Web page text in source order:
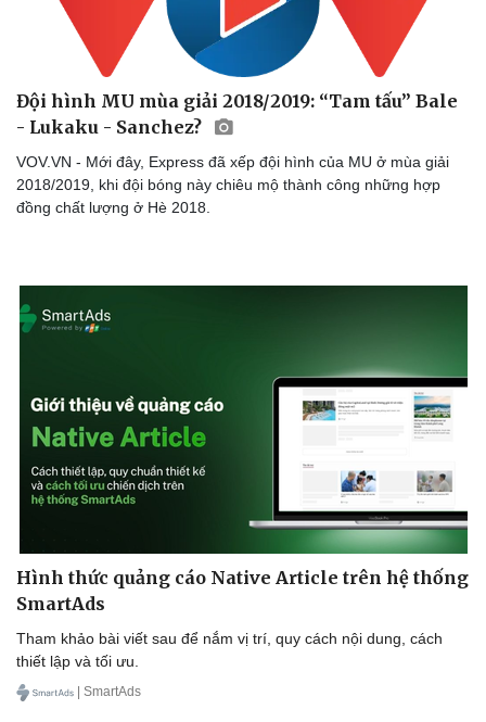
Dinh dưỡng - món ngon
Nhi khoa
Nam khoa
Làm đẹp - giảm cân
Phòng mạch online
Ăn sạch sống khỏe
Tình yêu - Gia đình
Đội hình MU mùa giải 2018/2019: “Tam tấu” Bale
- Lukaku - Sanchez?
VOV.VN - Mới đây, Express đã xếp đội hình của MU ở mùa giải
2018/2019, khi đội bóng này chiêu mộ thành công những hợp
đồng chất lượng ở Hè 2018.
Hình thức quảng cáo Native Article trên hệ thống
SmartAds
Tham khảo bài viết sau để nắm vị trí, quy cách nội dung, cách
thiết lập và tối ưu.
| SmartAds